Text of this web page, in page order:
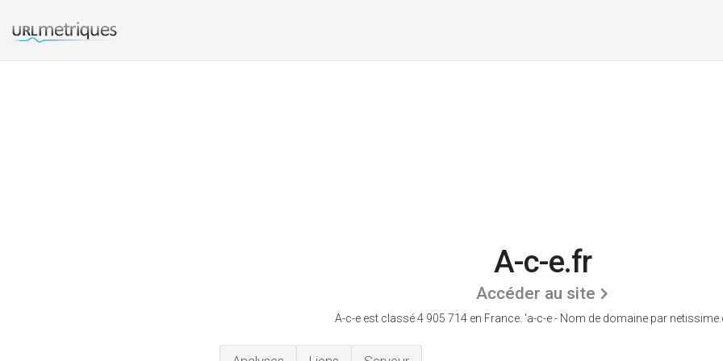
A-c-e.fr
Accéder au site
A-c-e est classé 4 905 714 en France. 'a-c-e - Nom de domaine par